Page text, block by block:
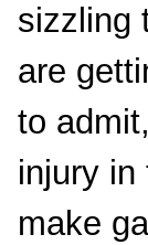
sizzling
are
to
injury in
make